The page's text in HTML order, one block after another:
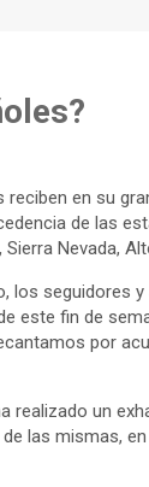
en su
de las
Nevada,
los seguidores
este fin de
por
realizado un
las mismas,